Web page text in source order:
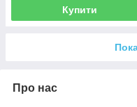
Купити
Про нас